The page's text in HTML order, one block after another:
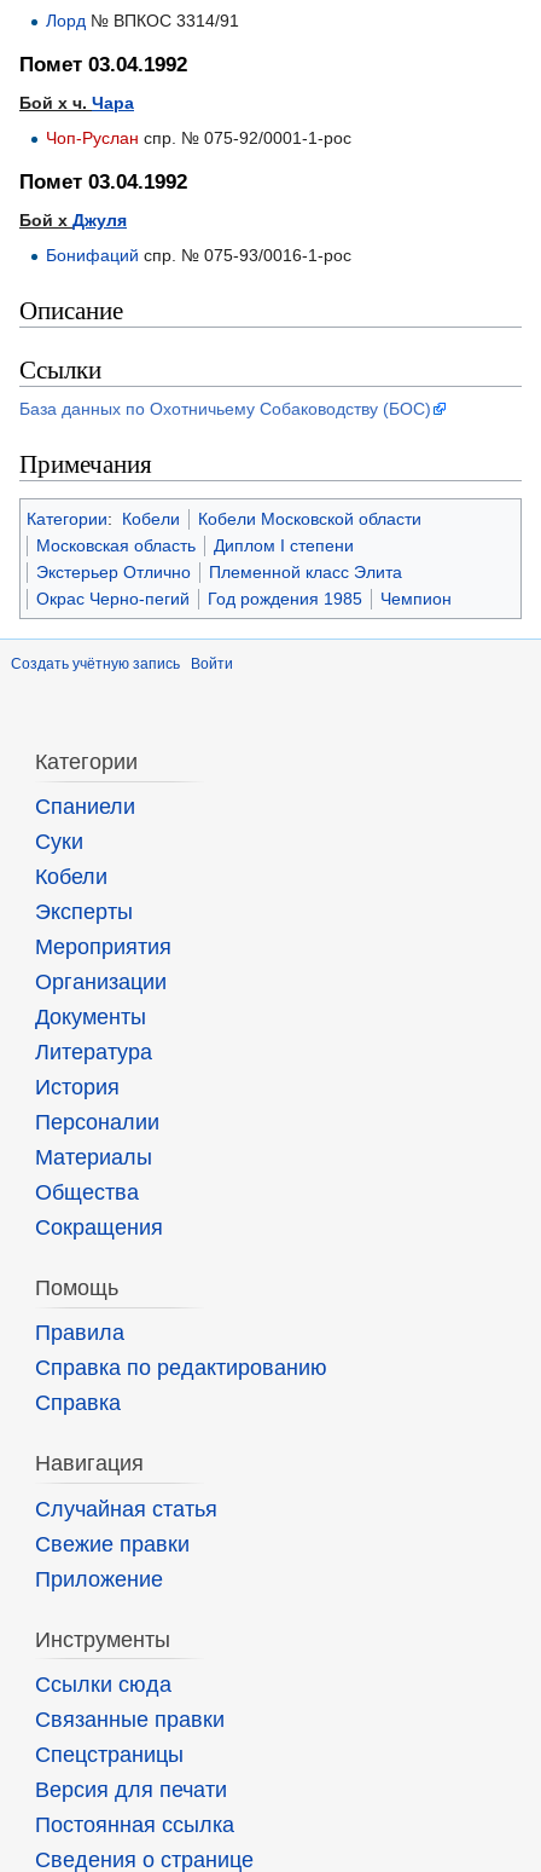
Лорд № ВПКОС 3314/91
Помет 03.04.1992
Бой х ч. Чара
Чоп-Руслан спр. № 075-92/0001-1-рос
Помет 03.04.1992
Бой х Джуля
Бонифаций спр. № 075-93/0016-1-рос
Описание
Ссылки
База данных по Охотничьему Собаководству (БОС)
Примечания
Категории: Кобели
Кобели Московской области
Московская область
Диплом I степени
Экстерьер Отлично
Племенной класс Элита
Окрас Черно-пегий
Год рождения 1985 Чемпион
Создать учётную запись Войти
Категории
Спаниели
Суки
Кобели
Эксперты
Мероприятия
Организации
Документы
Литература
История
Персоналии
Материалы
Общества
Сокращения
Помощь
Правила
Справка по редактированию
Справка
Навигация
Случайная статья
Свежие правки
Приложение
Инструменты
Ссылки сюда
Связанные правки
Спецстраницы
Версия для печати
Постоянная ссылка
Сведения о странице